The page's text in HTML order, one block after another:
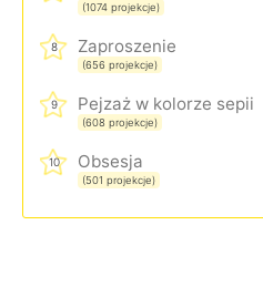
(1074 projekcje)
8 Zaproszenie
(656 projekcje)
9 Pejzaż w kolorze sepii
(608 projekcje)
10 Obsesja
(501 projekcje)